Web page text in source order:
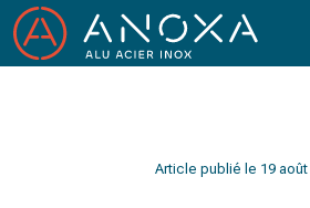
FERMETURE ESTIVALE DU 10 AU 16
Article publié le 19